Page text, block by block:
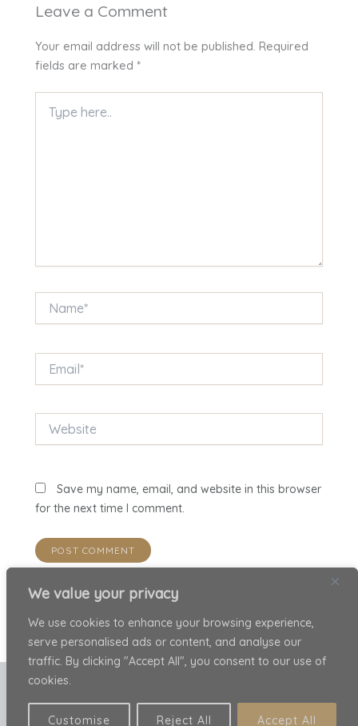
We value your privacy
We use cookies to enhance your browsing experience,
serve personalised ads or content, and analyse our
traffic. By clicking "Accept All", you consent to our use of
cookies.
Customise Reject All Accept All
Leave a Comment
Your email address will not be published. Required
fields are marked *
here..
Website
Save my name, email, and website in this browser
for the next time I comment.
Copyright © 2026 Patricia Ariel . All rights reserved.